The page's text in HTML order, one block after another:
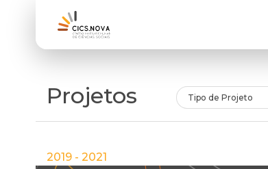
Projetos Tipo de Projeto
2019 - 2021